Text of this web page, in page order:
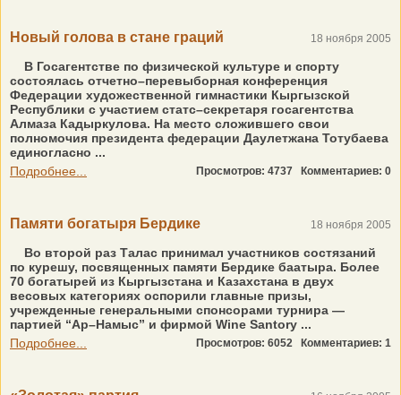
Новый голова в стане граций 18 ноября 2005
В Госагентстве по физической культуре и спорту
состоялась отчетно–перевыборная конференция
Федерации художественной гимнастики Кыргызской
Республики с участием статс–секретаря госагентства
Алмаза Кадыркулова. На место сложившего свои
полномочия президента федерации Даулетжана Тотубаева
единогласно ...
Подробнее...
Просмотров: 4737 Комментариев: 0
Памяти богатыря Бердике 18 ноября 2005
Во второй раз Талас принимал участников состязаний
по курешу, посвященных памяти Бердике баатыра. Более
70 богатырей из Кыргызстана и Казахстана в двух
весовых категориях оспорили главные призы,
учрежденные генеральными спонсорами турнира —
партией “Ар–Намыс” и фирмой Wine Santory ...
Подробнее...
Просмотров: 6052 Комментариев: 1